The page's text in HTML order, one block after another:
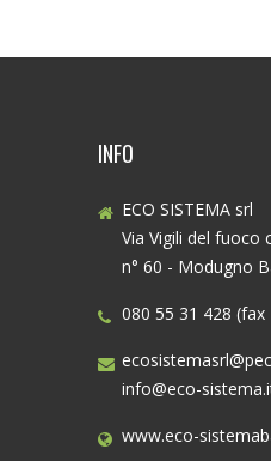
INFO
ECO SISTEMA srl
Via Vigili del fuoco
n° 60 - Modugno
080 55 31 428 (fax
info@eco-
www.eco-